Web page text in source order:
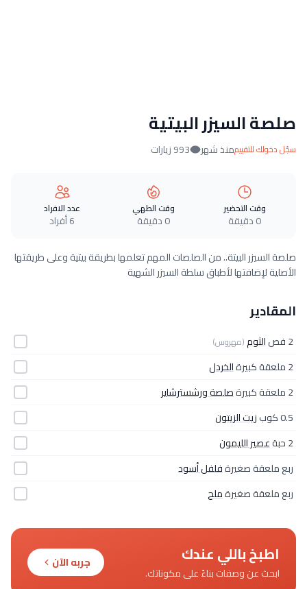
صلصة السيزر البيتية
سجّل دخولك للتقييممنذ شهر 993 زيارات
وقت التحضير
0 دقيقة
وقت الطهي
0 دقيقة
عدد الافراد
6 أفراد
صلصة السيزر البيتة.. من الصلصات المهم تعلمها بطريقة بيتية وعلى طريقتها
الأصلية لإضافتها لأطباق سلطة السيزر الشهية
المقادير
2 فص الثوم(مهروس)
2 ملعقة كبيرة
الخردل
2 ملعقة كبيرة
صلصة ورشسترشاير
0.5 كوب
زيت الزيتون
2 حبة
عصير الليمون
ربع ملعقة صغيرةفلفل أسود
ربع ملعقة صغيرةملح
اطبخ باللي عندك
ابحث عن وصفات بناءً على مكوناتك.
جربه الآن